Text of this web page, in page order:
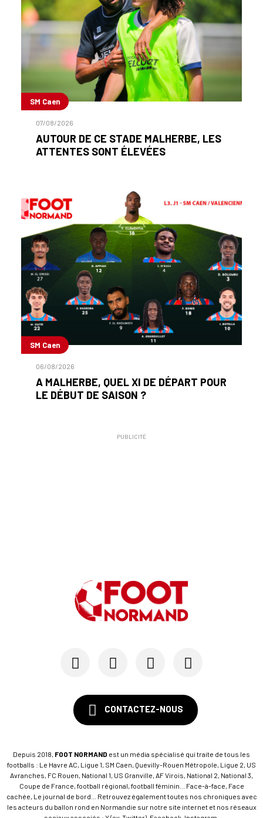
SM Caen
07/08/2026
AUTOUR DE CE STADE MALHERBE, LES
ATTENTES SONT ÉLEVÉES
SM Caen
06/08/2026
A MALHERBE, QUEL XI DE DÉPART POUR
LE DÉBUT DE SAISON ?
PUBLICITÉ
CONTACTEZ-NOUS
Depuis 2018, FOOT NORMAND est un média spécialisé qui traite de tous les
footballs : Le Havre AC, Ligue 1, SM Caen, Quevilly-Rouen Métropole, Ligue 2, US
Avranches, FC Rouen, National 1, US Granville, AF Virois, National 2, National 3,
Coupe de France, football régional, football féminin... Face-à-face, Face
cachée, Le journal de bord... Retrouvez également toutes nos chroniques avec
les acteurs du ballon rond en Normandie sur notre site internet et nos réseaux